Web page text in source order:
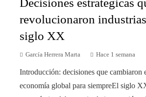
Decisiones estratégicas
revolucionaron
siglo XX
García Herrera Marta Hace 1 semana
Introducción: decisiones que cambiaron
economía global para siempreEl siglo